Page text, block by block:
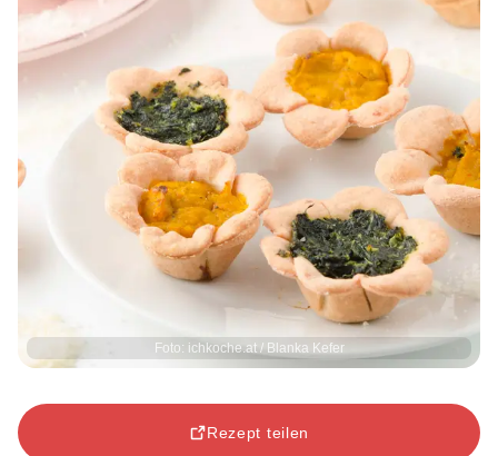
Foto: ichkoche.at / Blanka Kefer
Rezept teilen